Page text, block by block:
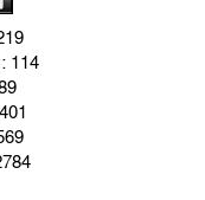
114